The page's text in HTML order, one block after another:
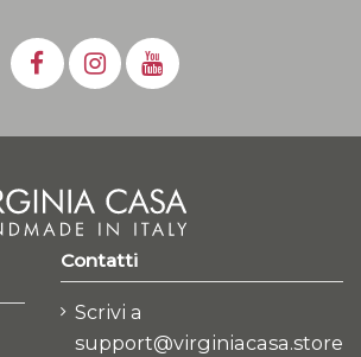
Contatti
Scrivi a
support@virginiacasa.store